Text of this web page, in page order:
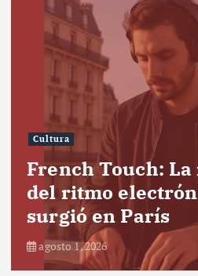
Cultura
French Touch:
del ritmo
surgió en París
agosto 1, 2026